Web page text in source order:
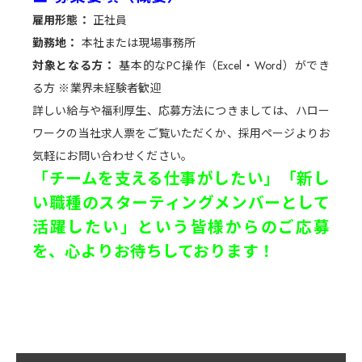
雇用形態： 正社員
勤務地： 本社または現場事務所
対象となる方： 基本的なPC操作（Excel・Word）ができ
る方 ※業界未経験者歓迎
詳しい給与や福利厚生、応募方法につきましては、ハロー
ワークの当社求人票をご覧いただくか、採用ページよりお
気軽にお問い合わせください。
「チームを支える仕事がしたい」「新し
い職種のスターティングメンバーとして
活躍したい」という皆様からのご応募
を、心よりお待ちしております！